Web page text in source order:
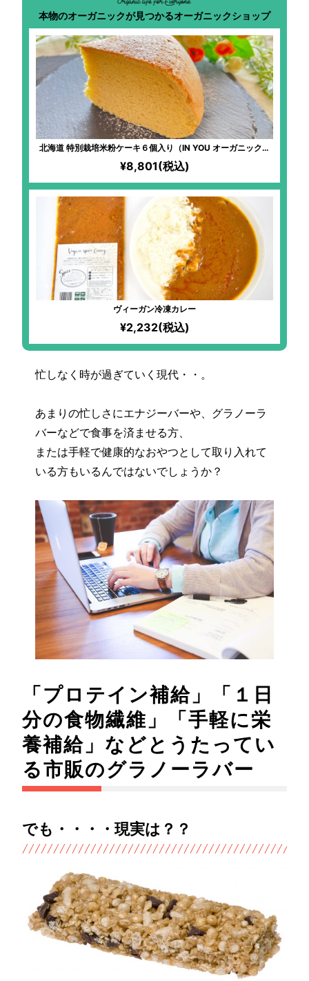
本物のオーガニックが見つかるオーガニックショップ
北海道 特別栽培米粉ケーキ６個入り（IN YOU オーガニック使
用）｜無農薬・無化学肥料で栽培した北海道産「ゆきひかり」
×北海道のおいしい食材のコラボスイーツ！
¥8,801(税込)
ヴィーガン冷凍カレー
¥2,232(税込)
忙しなく時が過ぎていく現代・・。
あまりの忙しさにエナジーバーや、グラノーラ
バーなどで食事を済ませる方、
または手軽で健康的なおやつとして取り入れて
いる方もいるんではないでしょうか？
「プロテイン補給」「１日
分の食物繊維」「手軽に栄
養補給」などとうたってい
る市販のグラノーラバー
でも・・・・現実は？？